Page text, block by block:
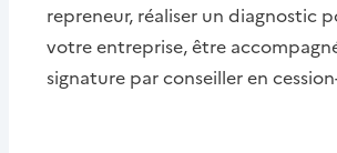
repreneur, réaliser un diagnostic
votre entreprise, être
signature par conseiller en